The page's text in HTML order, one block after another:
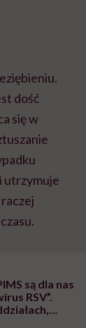
dość
się w
utrzymuje
są dla nas
RSV”.